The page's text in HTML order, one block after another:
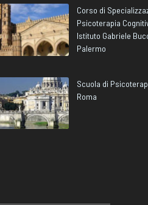
Corso di
Psicoterapia
Istituto Gabriele
Palermo
Scuola di
Roma